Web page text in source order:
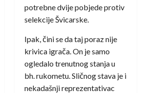
potrebne dvije pobjede protiv
selekcije Švicarske.
Ipak, čini se da taj poraz nije
krivica igrača. On je samo
ogledalo trenutnog stanja u
bh. rukometu. Sličnog stava je i
nekadašnji reprezentativac